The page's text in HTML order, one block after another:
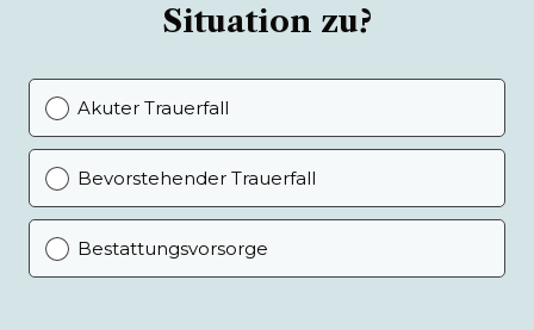
Situation zu?
Akuter Trauerfall
Bevorstehender Trauerfall
Bestattungsvorsorge